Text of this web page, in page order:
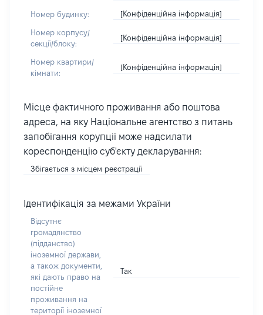
Номер будинку: [Конфіденційна інформація]
Номер корпусу/
секції/блоку:
[Конфіденційна інформація]
Номер квартири/
кімнати:
[Конфіденційна інформація]
Місце фактичного проживання або поштова
адреса, на яку Національне агентство з питань
запобігання корупції може надсилати
кореспонденцію суб'єкту декларування:
Збігається з місцем реєстрації
Ідентифікація за межами України
Відсутнє
громадянство
(підданство)
іноземної держави,
а також документи,
які дають право на
постійне
проживання на
території іноземної
Так